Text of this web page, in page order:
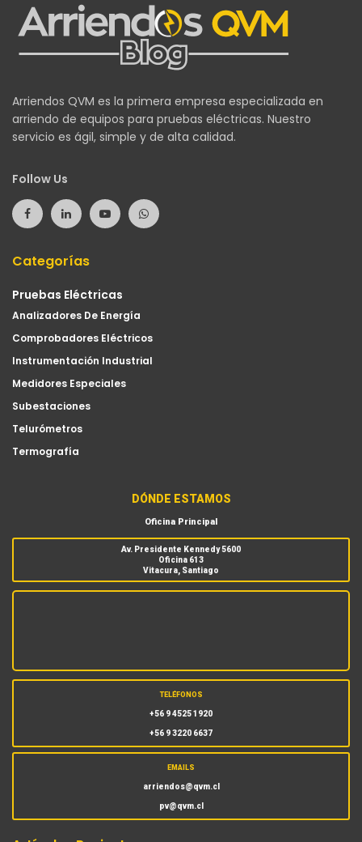
Arriendos QVM es la primera empresa especializada en
arriendo de equipos para pruebas eléctricas. Nuestro
servicio es ágil, simple y de alta calidad.
Follow Us
Categorías
Pruebas Eléctricas
Analizadores De Energía
Comprobadores Eléctricos
Instrumentación Industrial
Medidores Especiales
Subestaciones
Telurómetros
Termografía
DÓNDE ESTAMOS
Oficina Principal
Av. Presidente Kennedy 5600
Oficina 613
Vitacura, Santiago
TELÉFONOS
+56 9 4525 1920
+56 9 3220 6637
EMAILS
arriendos@qvm.cl
pv@qvm.cl